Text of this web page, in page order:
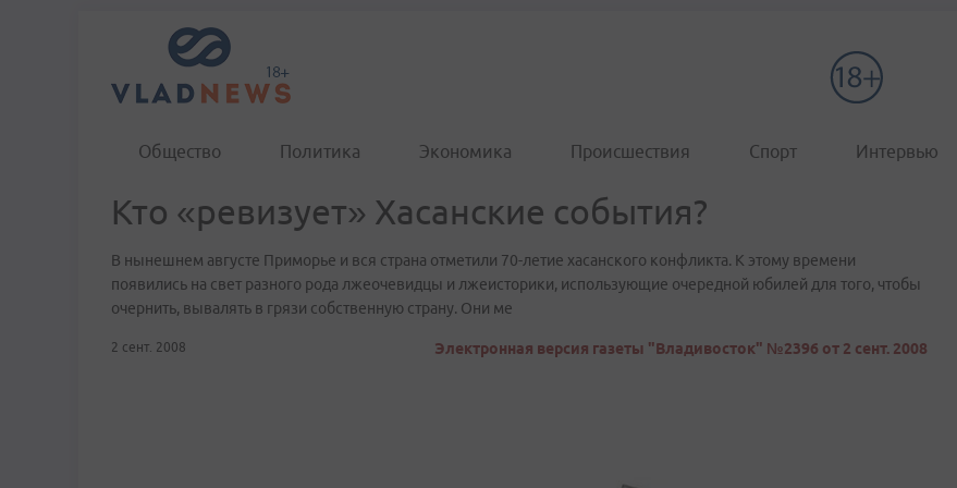
Общество Политика Экономика Происшествия Спорт Интервью
Кто «ревизует» Хасанские события?
В нынешнем августе Приморье и вся страна отметили 70-летие хасанского конфликта. К этому времени
появились на свет разного рода лжеочевидцы и лжеисторики, использующие очередной юбилей для того, чтобы
очернить, вывалять в грязи собственную страну. Они ме
2 сент. 2008 Электронная версия газеты "Владивосток" №2396 от 2 сент. 2008